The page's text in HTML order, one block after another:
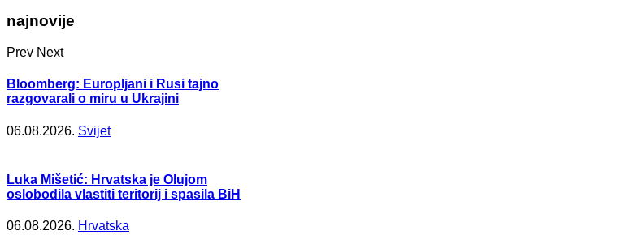
najnovije
Prev Next
Bloomberg: Europljani i Rusi tajno
razgovarali o miru u Ukrajini
06.08.2026. Svijet
Luka Mišetić: Hrvatska je Olujom
oslobodila vlastiti teritorij i spasila BiH
06.08.2026. Hrvatska